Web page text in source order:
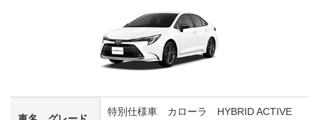
特別仕様車 カローラ HYBRID ACTIVE